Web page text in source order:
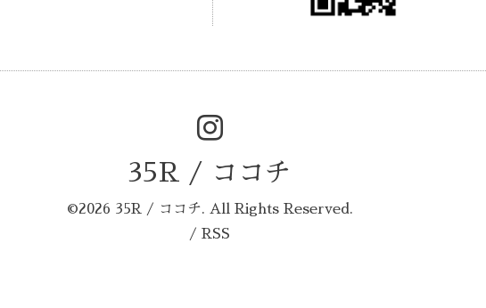
35R / ココチ
©2026 35R / ココチ. All Rights Reserved.
/ RSS